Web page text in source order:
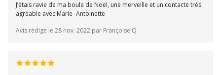
J’étais ravie de ma boule de Noël, une merveille et un contacte très
agréable avec Marie -Antoinette
Avis rédigé le 28 nov. 2022 par Françoise Q